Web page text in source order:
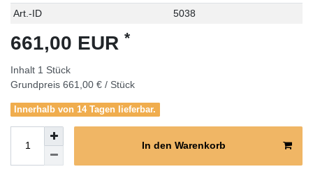
Technisches
Wert
Art.-ID 5038
661,00 EUR *
Inhalt 1 Stück
Grundpreis 661,00 € / Stück
Innerhalb von 14 Tagen lieferbar.
In den Warenkorb